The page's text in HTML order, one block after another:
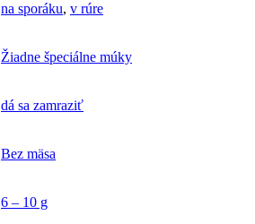
na sporáku, v rúre
Žiadne špeciálne múky
dá sa zamraziť
Bez mäsa
6 – 10 g